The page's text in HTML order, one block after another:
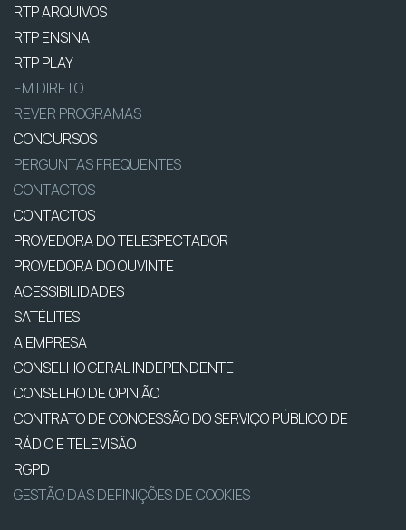
RTP ARQUIVOS
RTP ENSINA
RTP PLAY
EM DIRETO
REVER PROGRAMAS
CONCURSOS
PERGUNTAS FREQUENTES
CONTACTOS
CONTACTOS
PROVEDORA DO TELESPECTADOR
PROVEDORA DO OUVINTE
ACESSIBILIDADES
SATÉLITES
A EMPRESA
CONSELHO GERAL INDEPENDENTE
CONSELHO DE OPINIÃO
CONTRATO DE CONCESSÃO DO SERVIÇO PÚBLICO DE
RÁDIO E TELEVISÃO
RGPD
GESTÃO DAS DEFINIÇÕES DE COOKIES